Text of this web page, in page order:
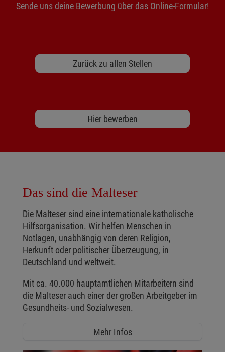
Sende uns deine Bewerbung über das Online-Formular!
Zurück zu allen Stellen
Hier bewerben
Das sind die Malteser
Die Malteser sind eine internationale katholische
Hilfsorganisation. Wir helfen Menschen in
Notlagen, unabhängig von deren Religion,
Herkunft oder politischer Überzeugung, in
Deutschland und weltweit.
Mit ca. 40.000 hauptamtlichen Mitarbeitern sind
die Malteser auch einer der großen Arbeitgeber im
Gesundheits- und Sozialwesen.
Mehr Infos